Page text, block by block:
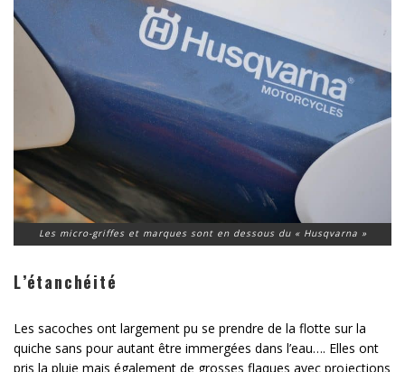
Les micro-griffes et marques sont en dessous du « Husqvarna »
L’étanchéité
Les sacoches ont largement pu se prendre de la flotte sur la
quiche sans pour autant être immergées dans l’eau…. Elles ont
pris la pluie mais également de grosses flaques avec projections